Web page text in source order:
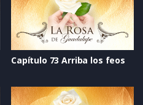
Capítulo 73 Arriba los feos